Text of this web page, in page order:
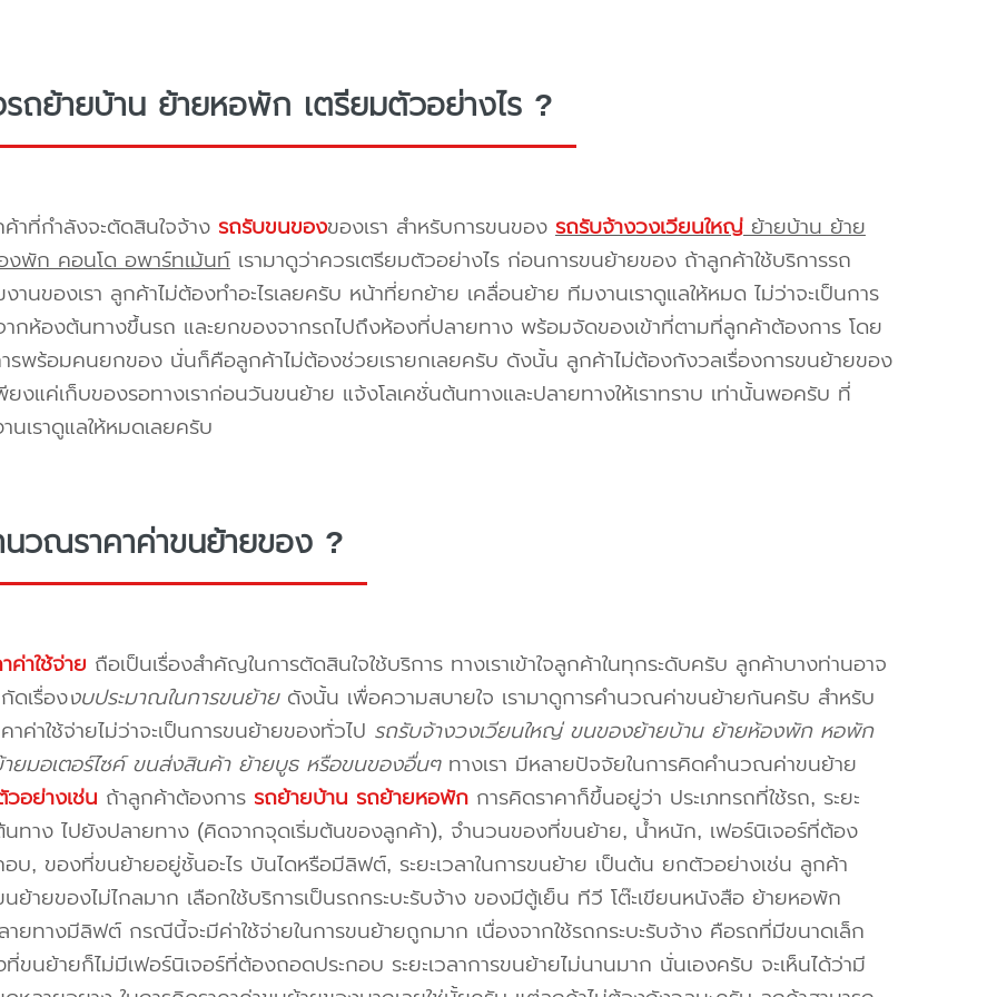
รถย้ายบ้าน ย้ายหอพัก เตรียมตัวอย่างไร ?
าที่กำลังจะตัดสินใจจ้าง รถรับขนของของเรา สำหรับการขนของ รถรับจ้างวงเวียนใหญ่ย้ายบ้าน ย้าย
พัก คอนโด อพาร์ทเม้นท์เรามาดูว่าควรเตรียมตัวอย่างไร ก่อนการขนย้ายของ ถ้าลูกค้าใช้บริการรถ
านของเรา ลูกค้าไม่ต้องทำอะไรเลยครับ หน้าที่ยกย้าย เคลื่อนย้าย ทีมงานเราดูแลให้หมด ไม่ว่าจะเป็นการ
กห้องต้นทางขึ้นรถ และยกของจากรถไปถึงห้องที่ปลายทาง พร้อมจัดของเข้าที่ตามที่ลูกค้าต้องการ โดย
ารพร้อมคนยกของ นั่นก็คือลูกค้าไม่ต้องช่วยเรายกเลยครับ ดังนั้น ลูกค้าไม่ต้องกังวลเรื่องการขนย้ายของ
ยงแค่เก็บของรอทางเราก่อนวันขนย้าย แจ้งโลเคชั่นต้นทางและปลายทางให้เราทราบ เท่านั้นพอครับ ที่
นเราดูแลให้หมดเลยครับ
นวณราคาค่าขนย้ายของ ?
ค่าใช้จ่าย ถือเป็นเรื่องสำคัญในการตัดสินใจใช้บริการ ทางเราเข้าใจลูกค้าในทุกระดับครับ ลูกค้าบางท่านอาจ
ดเรื่องงบประมาณในการขนย้ายดังนั้น เพื่อความสบายใจ เรามาดูการคำนวณค่าขนย้ายกันครับ สำหรับ
าค่าใช้จ่ายไม่ว่าจะเป็นการขนย้ายของทั่วไป รถรับจ้างวงเวียนใหญ่ ขนของย้ายบ้าน ย้ายห้องพัก หอพัก
ยมอเตอร์ไซค์ ขนส่งสินค้า ย้ายบูธ หรือขนของอื่นๆทางเรา มีหลายปัจจัยในการคิดคำนวณค่าขนย้าย
อย่างเช่น ถ้าลูกค้าต้องการ รถย้ายบ้าน รถย้ายหอพักการคิดราคาก็ขึ้นอยู่ว่า ประเภทรถที่ใช้รถ, ระยะ
ทาง ไปยังปลายทาง (คิดจากจุดเริ่มต้นของลูกค้า), จำนวนของที่ขนย้าย, น้ำหนัก, เฟอร์นิเจอร์ที่ต้อง
บ, ของที่ขนย้ายอยู่ชั้นอะไร บันไดหรือมีลิฟต์, ระยะเวลาในการขนย้าย เป็นต้น ยกตัวอย่างเช่น ลูกค้า
ย้ายของไม่ไกลมาก เลือกใช้บริการเป็นรถกระบะรับจ้าง ของมีตู้เย็น ทีวี โต๊ะเขียนหนังสือ ย้ายหอพัก
ยทางมีลิฟต์ กรณีนี้จะมีค่าใช้จ่ายในการขนย้ายถูกมาก เนื่องจากใช้รถกระบะรับจ้าง คือรถที่มีขนาดเล็ก
ขนย้ายก็ไม่มีเฟอร์นิเจอร์ที่ต้องถอดประกอบ ระยะเวลาการขนย้ายไม่นานมาก นั่นเองครับ จะเห็นได้ว่ามี